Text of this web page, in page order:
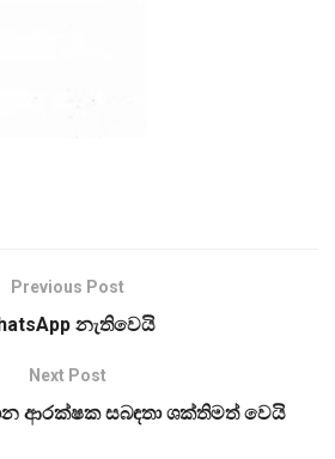
Previous Post
නැතිවෙයි
Next Post
ආරක්ෂක සබඳතා ශක්තිමත් වෙයි